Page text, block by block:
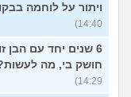
ויתור על לוחמה
14:40)
6 שנים יחד עם הבן
חושק בי, מה
14:29)